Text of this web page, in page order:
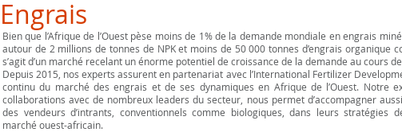
Engrais
Bien que l’Afrique de l’Ouest pèse moins de 1% de la demande mondiale en engrais
autour de 2 millions de tonnes de NPK et moins de 50 000 tonnes d’engrais organique
s’agit d’un marché recelant un énorme potentiel de croissance de la demande au cours
Depuis 2015, nos experts assurent en partenariat avec l’International Fertilizer
continu du marché des engrais et de ses dynamiques en Afrique de l’Ouest. Notre
collaborations avec de nombreux leaders du secteur, nous permet d’accompagner
des vendeurs d’intrants, conventionnels comme biologiques, dans leurs stratégies
marché ouest-africain.